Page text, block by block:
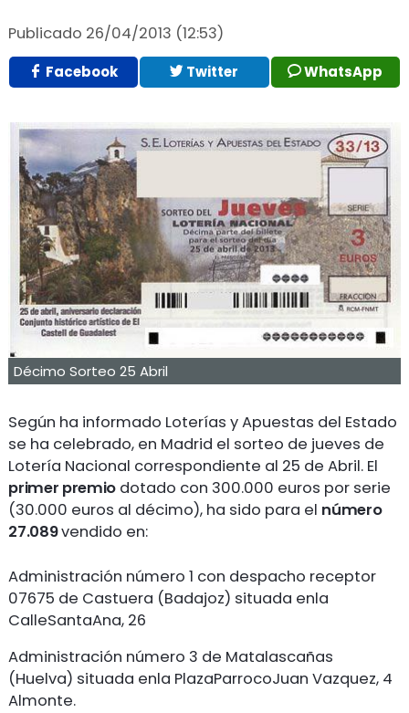
Publicado 26/04/2013 (12:53)
Facebook Twitter WhatsApp
Décimo Sorteo 25 Abril
Según ha informado Loterías y Apuestas del Estado
se ha celebrado, en Madrid el sorteo de jueves de
Lotería Nacional correspondiente al 25 de Abril. El
primer premio dotado con 300.000 euros por serie
(30.000 euros al décimo), ha sido para el número
27.089vendido en:
Administración número 1 con despacho receptor
07675 de Castuera (Badajoz) situada enla
CalleSantaAna, 26
Administración número 3 de Matalascañas
(Huelva) situada enla PlazaParrocoJuan Vazquez, 4
Almonte.